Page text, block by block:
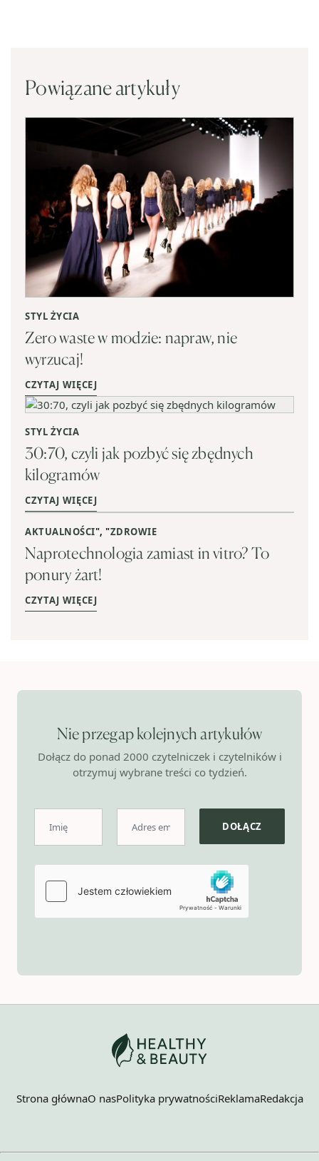
Powiązane artykuły
STYL ŻYCIA
Zero waste w modzie: napraw, nie
wyrzucaj!
CZYTAJ WIĘCEJ
STYL ŻYCIA
30:70, czyli jak pozbyć się zbędnych
kilogramów
CZYTAJ WIĘCEJ
AKTUALNOŚCI", "ZDROWIE
Naprotechnologia zamiast in vitro? To
ponury żart!
CZYTAJ WIĘCEJ
Nie przegap kolejnych artykułów
Dołącz do ponad 2000 czytelniczek i czytelników i
otrzymuj wybrane treści co tydzień.
Strona głównaO nasPolityka prywatnościReklamaRedakcja